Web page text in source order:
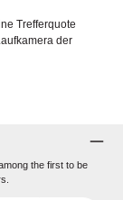
Trefferquote
der
the first to be